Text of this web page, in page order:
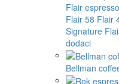
Flair espresso
Flair 58 Flair
Signature
dodaci
Bellman